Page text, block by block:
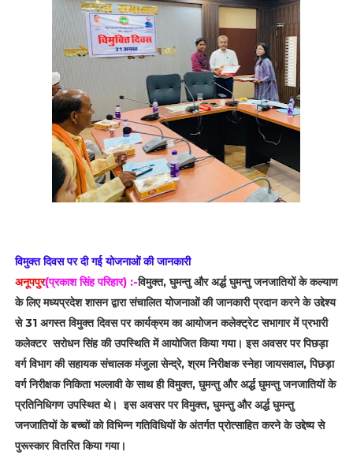
विमुक्त दिवस पर दी गई योजनाओं की जानकारी
अनूपपुर(प्रकाश सिंह परिहार) :-विमुक्त, घुमन्तु और अर्द्ध घुमन्तु जनजातियों के कल्याण
के लिए मध्यप्रदेश शासन द्वारा संचालित योजनाओं की जानकारी प्रदान करने के उद्देश्‍य
से 31 अगस्त विमुक्त दिवस पर कार्यक्रम का आयोजन कलेक्ट्रेट सभागार में प्रभारी
कलेक्टर सरोधन सिंह की उपस्थिति में आयोजित किया गया। इस अवसर पर पिछड़ा
वर्ग विभाग की सहायक संचालक मंजुला सेन्द्रे, श्रम निरीक्षक स्नेहा जायसवाल, पिछड़ा
वर्ग निरीक्षक निकिता भल्लावी के साथ ही विमुक्त, घुमन्तु और अर्द्ध घुमन्तु जनजातियों के
प्रतिनिधिगण उपस्थित थे।इस अवसर पर विमुक्त, घुमन्तु और अर्द्ध घुमन्तु
जनजातियों के बच्चों को विभिन्न गतिविधियों के अंतर्गत प्रोत्साहित करने के उद्देष्य से
पुरूस्कार वितरित किया गया।